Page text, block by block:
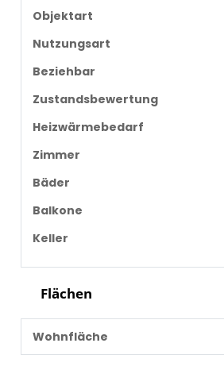
Objektart
Nutzungsart
Beziehbar
Zustandsbewertung
Heizwärmebedarf
Zimmer
Bäder
Balkone
Keller
Flächen
Wohnfläche